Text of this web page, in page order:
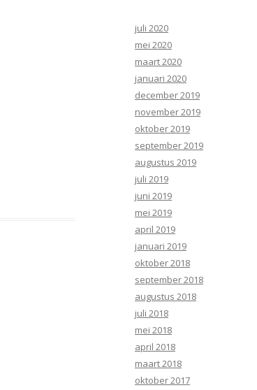
juli 2020
mei 2020
maart 2020
januari 2020
december 2019
november 2019
oktober 2019
september 2019
augustus 2019
juli 2019
juni 2019
mei 2019
april 2019
januari 2019
oktober 2018
september 2018
augustus 2018
juli 2018
mei 2018
april 2018
maart 2018
oktober 2017